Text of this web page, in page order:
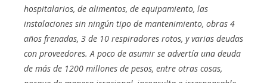
hospitalarios, de alimentos, de equipamiento, las
instalaciones sin ningún tipo de mantenimiento, obras 4
años frenadas, 3 de 10 respiradores rotos, y varias deudas
con proveedores. A poco de asumir se advertía una deuda
de más de 1200 millones de pesos, entre otras cosas,